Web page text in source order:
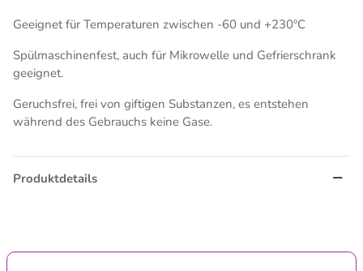
Geeignet für Temperaturen zwischen -60 und +230ºC
Spülmaschinenfest, auch für Mikrowelle und Gefrierschrank
geeignet.
Geruchsfrei, frei von giftigen Substanzen, es entstehen
während des Gebrauchs keine Gase.
Produktdetails